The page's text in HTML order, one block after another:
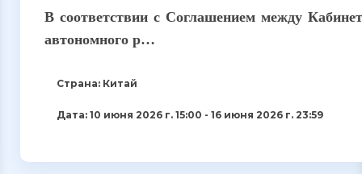
В соответствии с Соглашением между
автономного р…
Страна: Китай
Дата: 10 июня 2026 г. 15:00 - 16 июня 2026 г. 23:59